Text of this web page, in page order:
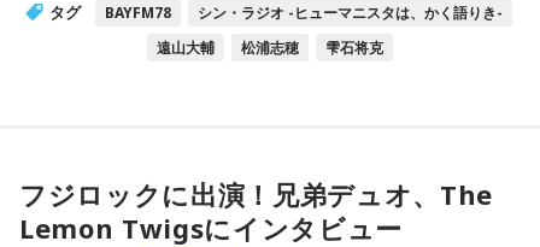
タグ BAYFM78
シン・ラジオ -ヒューマニスタは、かく語りき-
遠山大輔
松浦志穂 雫石将克
フジロックに出演！兄弟デュオ、The
Lemon Twigsにインタビュー